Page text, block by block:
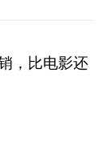
，比电影还